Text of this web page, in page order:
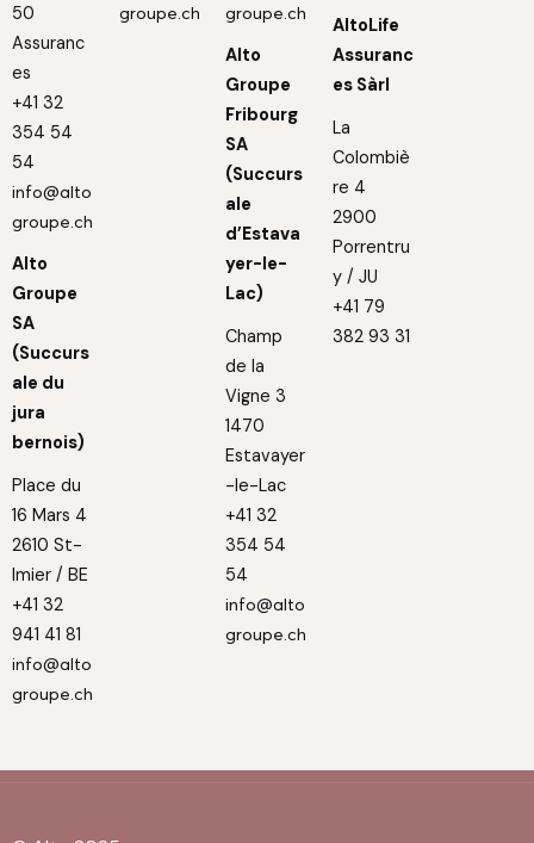
50
Assuranc
es
+41 32
354 54
54
info@alto
groupe.ch
Alto
Groupe
SA
(Succurs
ale du
jura
bernois)
Place du
16 Mars 4
2610 St-
Imier / BE
+41 32
941 41 81
info@alto
groupe.ch
groupe.ch
groupe.ch
Alto
Groupe
Fribourg
SA
(Succurs
ale
d’Estava
yer-le-
Lac)
Champ
de la
Vigne 3
1470
Estavayer
-le-Lac
+41 32
354 54
54
info@alto
groupe.ch
AltoLife
Assuranc
es Sàrl
La
Colombiè
re 4
2900
Porrentru
y / JU
+41 79
382 93 31